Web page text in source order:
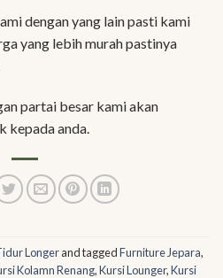
dengan yang lain pasti kami
yang lebih murah pastinya
partai besar kami akan
kepada anda.
Longerand taggedFurniture Jepara,
Kolamn Renang,Kursi Lounger,Kursi